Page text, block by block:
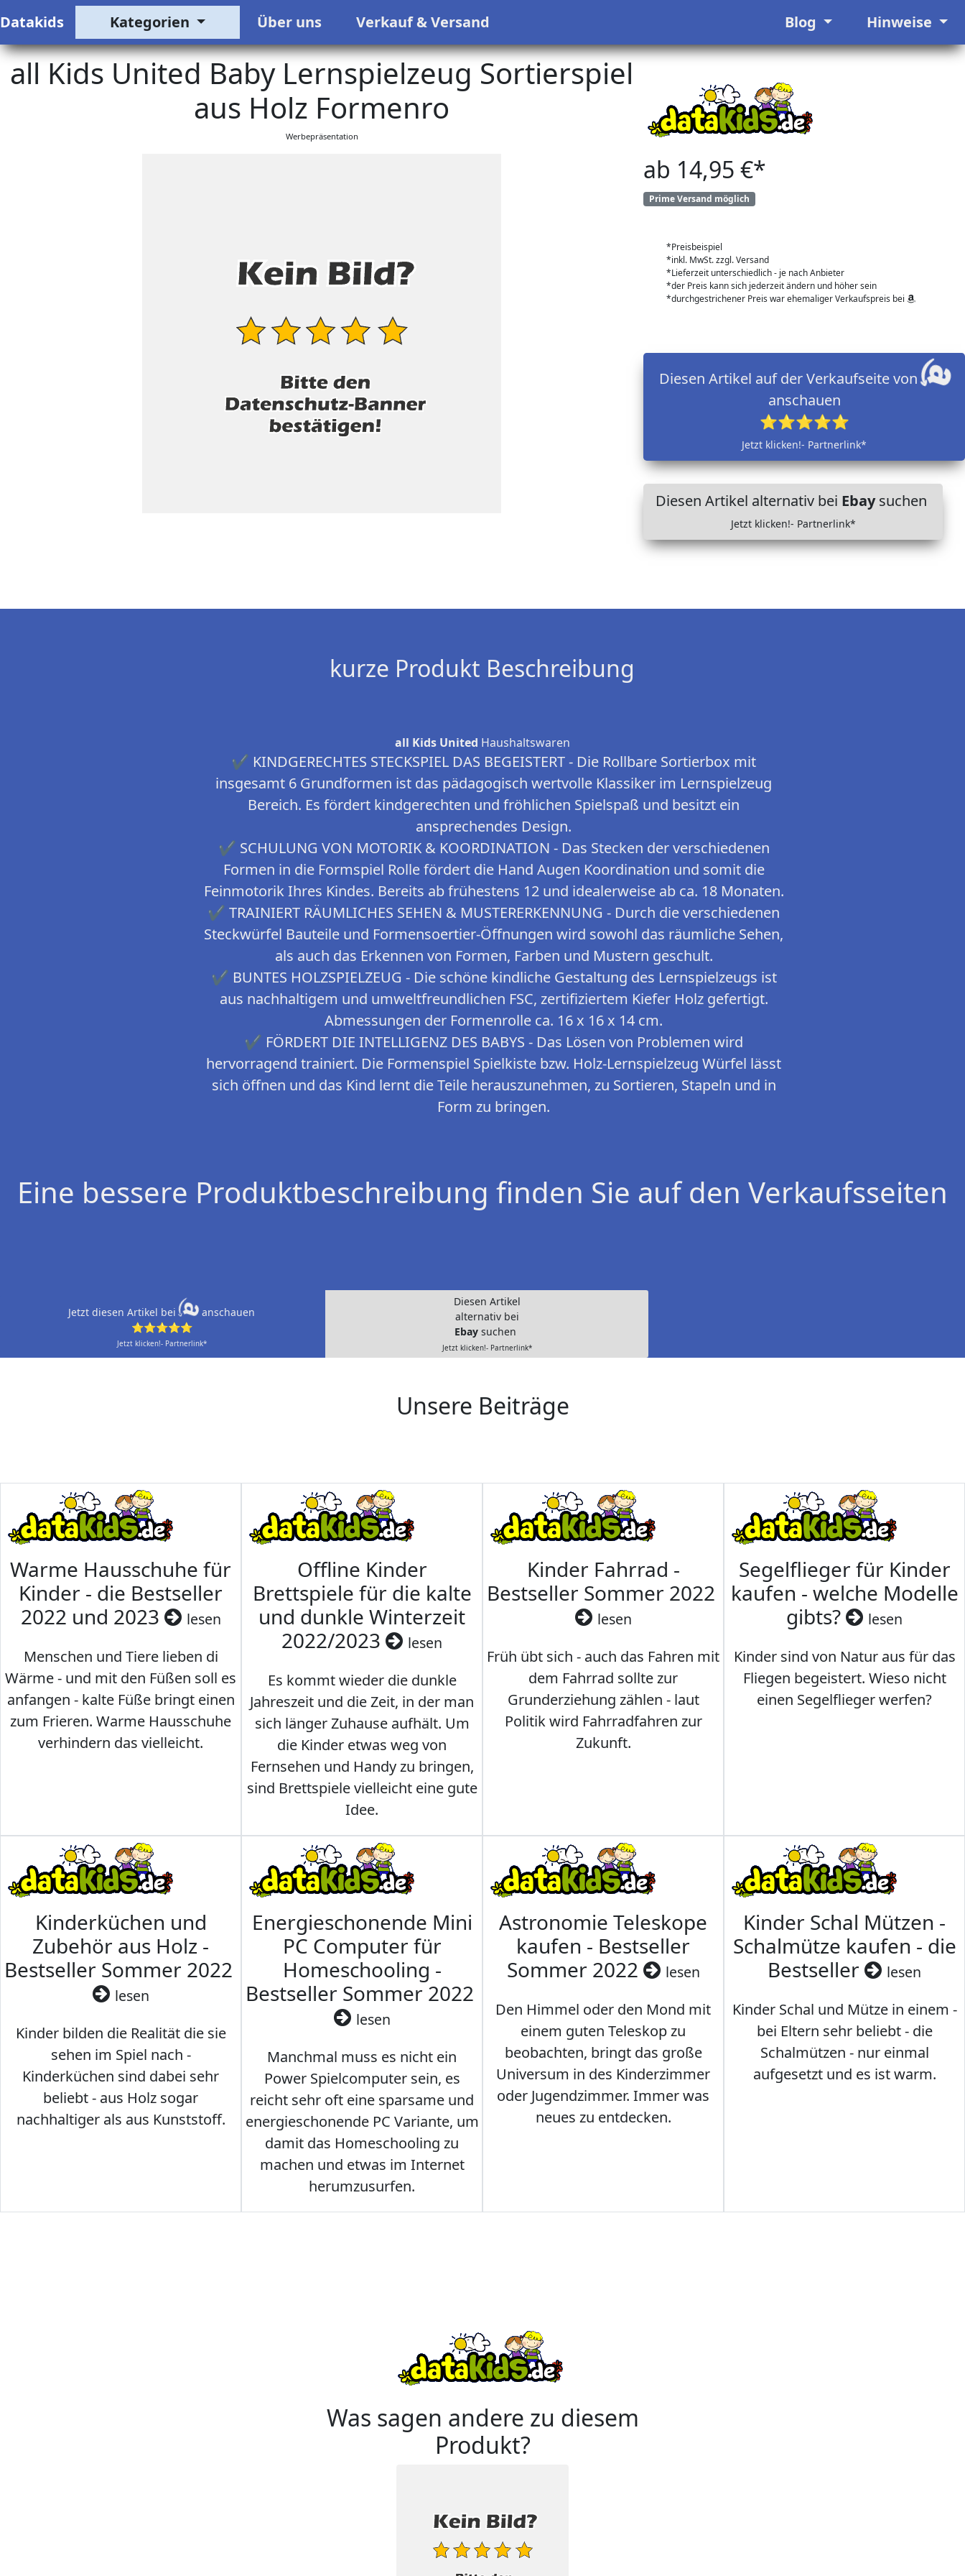
Datakids Kategorien Über uns Verkauf & Versand Blog Hinweise
all Kids United Baby Lernspielzeug Sortierspiel
aus Holz Formenro
Werbepräsentation
ab 14,95 €*
Prime Versand möglich
*Preisbeispiel
*inkl. MwSt. zzgl. Versand
*Lieferzeit unterschiedlich - je nach Anbieter
*der Preis kann sich jederzeit ändern und höher sein
*durchgestrichener Preis war ehemaliger Verkaufspreis bei
Diesen Artikel auf der Verkaufseite von
anschauen
⭐⭐⭐⭐⭐
Jetzt klicken!- Partnerlink*
Diesen Artikel alternativ bei Ebaysuchen
Jetzt klicken!- Partnerlink*
kurze Produkt Beschreibung
all Kids United Haushaltswaren
✔ KINDGERECHTES STECKSPIEL DAS BEGEISTERT - Die Rollbare Sortierbox mit
insgesamt 6 Grundformen ist das pädagogisch wertvolle Klassiker im Lernspielzeug
Bereich. Es fördert kindgerechten und fröhlichen Spielspaß und besitzt ein
ansprechendes Design.
✔ SCHULUNG VON MOTORIK & KOORDINATION - Das Stecken der verschiedenen
Formen in die Formspiel Rolle fördert die Hand Augen Koordination und somit die
Feinmotorik Ihres Kindes. Bereits ab frühestens 12 und idealerweise ab ca. 18 Monaten.
✔ TRAINIERT RÄUMLICHES SEHEN & MUSTERERKENNUNG - Durch die verschiedenen
Steckwürfel Bauteile und Formensoertier-Öffnungen wird sowohl das räumliche Sehen,
als auch das Erkennen von Formen, Farben und Mustern geschult.
✔ BUNTES HOLZSPIELZEUG - Die schöne kindliche Gestaltung des Lernspielzeugs ist
aus nachhaltigem und umweltfreundlichen FSC, zertifiziertem Kiefer Holz gefertigt.
Abmessungen der Formenrolle ca. 16 x 16 x 14 cm.
✔ FÖRDERT DIE INTELLIGENZ DES BABYS - Das Lösen von Problemen wird
hervorragend trainiert. Die Formenspiel Spielkiste bzw. Holz-Lernspielzeug Würfel lässt
sich öffnen und das Kind lernt die Teile herauszunehmen, zu Sortieren, Stapeln und in
Form zu bringen.
Eine bessere Produktbeschreibung finden Sie auf den Verkaufsseiten
Jetzt diesen Artikel bei
anschauen
⭐⭐⭐⭐⭐
Jetzt klicken!- Partnerlink*
Diesen Artikel
alternativ bei
Ebay suchen
Jetzt klicken!- Partnerlink*
Unsere Beiträge
Warme Hausschuhe für
Kinder - die Bestseller
2022 und 2023
lesen
Menschen und Tiere lieben di
Wärme - und mit den Füßen soll es
anfangen - kalte Füße bringt einen
zum Frieren. Warme Hausschuhe
verhindern das vielleicht.
Offline Kinder
Brettspiele für die kalte
und dunkle Winterzeit
2022/2023
lesen
Es kommt wieder die dunkle
Jahreszeit und die Zeit, in der man
sich länger Zuhause aufhält. Um
die Kinder etwas weg von
Fernsehen und Handy zu bringen,
sind Brettspiele vielleicht eine gute
Idee.
Kinder Fahrrad -
Bestseller Sommer 2022
lesen
Früh übt sich - auch das Fahren mit
dem Fahrrad sollte zur
Grunderziehung zählen - laut
Politik wird Fahrradfahren zur
Zukunft.
Segelflieger für Kinder
kaufen - welche Modelle
gibts?
lesen
Kinder sind von Natur aus für das
Fliegen begeistert. Wieso nicht
einen Segelflieger werfen?
Kinderküchen und
Zubehör aus Holz -
Bestseller Sommer 2022
lesen
Kinder bilden die Realität die sie
sehen im Spiel nach -
Kinderküchen sind dabei sehr
beliebt - aus Holz sogar
nachhaltiger als aus Kunststoff.
Energieschonende Mini
PC Computer für
Homeschooling -
Bestseller Sommer 2022
lesen
Manchmal muss es nicht ein
Power Spielcomputer sein, es
reicht sehr oft eine sparsame und
energieschonende PC Variante, um
damit das Homeschooling zu
machen und etwas im Internet
herumzusurfen.
Astronomie Teleskope
kaufen - Bestseller
Sommer 2022
lesen
Den Himmel oder den Mond mit
einem guten Teleskop zu
beobachten, bringt das große
Universum in des Kinderzimmer
oder Jugendzimmer. Immer was
neues zu entdecken.
Kinder Schal Mützen -
Schalmütze kaufen - die
Bestseller
lesen
Kinder Schal und Mütze in einem -
bei Eltern sehr beliebt - die
Schalmützen - nur einmal
aufgesetzt und es ist warm.
Was sagen andere zu diesem
Produkt?